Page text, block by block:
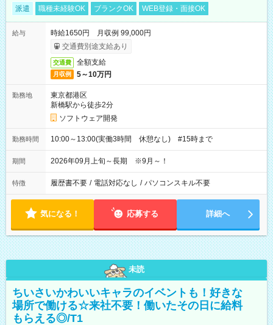
派遣 職種未経験OK ブランクOK WEB登録・面接OK
給与
時給1650円 月収例 99,000円
交通費別途支給あり
交通費 全額支給
月収例 5～10万円
勤務地
東京都港区
新橋駅から徒歩2分
ソフトウェア開発
勤務時間 10:00～13:00(実働3時間 休憩なし) #15時まで
期間 2026年09月上旬～長期 ※9月～！
特徴 履歴書不要 / 電話対応なし / パソコンスキル不要
気になる！ 応募する 詳細へ
未読
ちいさいかわいいキャラのイベントも！好きな
場所で働ける☆来社不要！働いたその日に給料
もらえる◎/T1